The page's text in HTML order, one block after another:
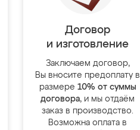
Договор
и изготовление
Заключаем договор,
Вы вносите предоплату в
размере 10% от суммы
договора, и мы отдаём
заказ в производство.
Возможна оплата в